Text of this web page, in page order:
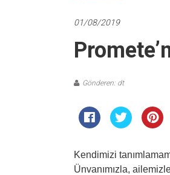
01/08/2019
Gönderen: dt
Kendimizi
Ünvanımızla,